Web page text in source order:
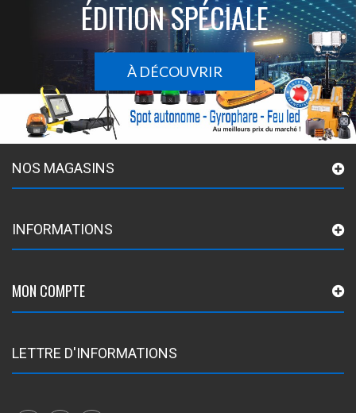
ÉDITION SPÉCIALE
À DÉCOUVRIR
NOS MAGASINS
INFORMATIONS
MON COMPTE
LETTRE D'INFORMATIONS